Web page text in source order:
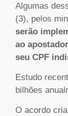
Algumas
(3), pelos
serão
ao
seu CPF
Estudo
bilhões
O acordo